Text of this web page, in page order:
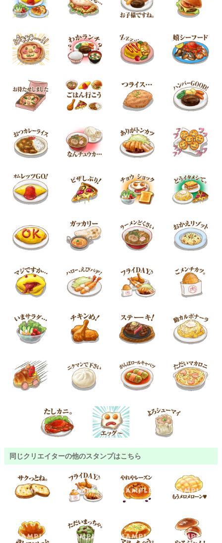
同じクリエイターの他のスタンプはこちら